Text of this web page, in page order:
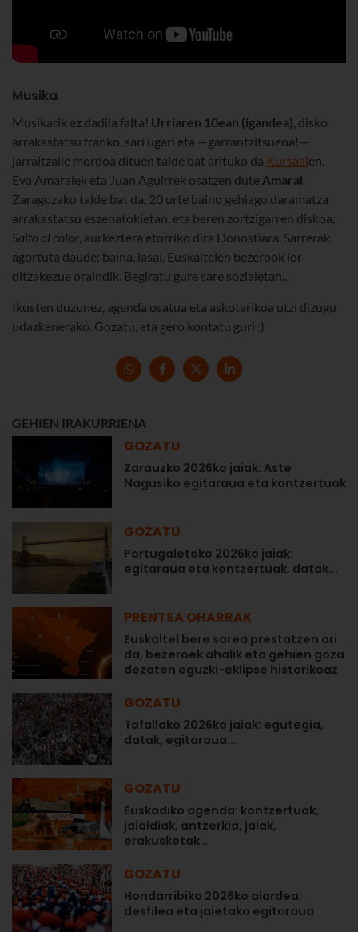
Musika
Musikarik ez dadila falta! Urriaren 10ean (igandea), disko
arrakastatsu franko, sari ugari eta —garrantzitsuena!—
jarraitzaile mordoa dituen talde bat arituko da Kursaalen.
Eva Amaralek eta Juan Aguirrek osatzen dute Amaral.
Zaragozako talde bat da, 20 urte baino gehiago daramatza
arrakastatsu eszenatokietan, eta beren zortzigarren diskoa,
Salto al color, aurkeztera etorriko dira Donostiara. Sarrerak
agortuta daude; baina, lasai, Euskaltelen bezerook lor
ditzakezue oraindik. Begiratu gure sare sozialetan...
Ikusten duzunez, agenda osatua eta askotarikoa utzi dizugu
udazkenerako. Gozatu, eta gero kontatu guri :)
GEHIEN IRAKURRIENA
GOZATU
Zarauzko 2026ko jaiak: Aste
Nagusiko egitaraua eta kontzertuak
GOZATU
Portugaleteko 2026ko jaiak:
egitaraua eta kontzertuak, datak...
PRENTSA OHARRAK
Euskaltel bere sarea prestatzen ari
da, bezeroek ahalik eta gehien goza
dezaten eguzki-eklipse historikoaz
GOZATU
Tafallako 2026ko jaiak: egutegia,
datak, egitaraua...
GOZATU
Euskadiko agenda: kontzertuak,
jaialdiak, antzerkia, jaiak,
erakusketak…
GOZATU
Hondarribiko 2026ko alardea:
desfilea eta jaietako egitaraua